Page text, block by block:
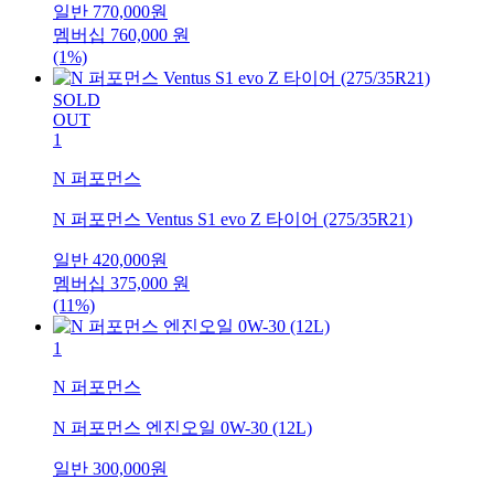
일반 770,000원
멤버십 760,000 원
(1%)
SOLD
OUT
1
N 퍼포먼스
N 퍼포먼스 Ventus S1 evo Z 타이어 (275/35R21)
일반 420,000원
멤버십 375,000 원
(11%)
1
N 퍼포먼스
N 퍼포먼스 엔진오일 0W-30 (12L)
일반 300,000원